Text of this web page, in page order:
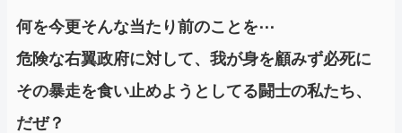
何を今更そんな当たり前のことを⋯
危険な右翼政府に対して、我が身を顧みず必死に
その暴走を食い止めようとしてる闘士の私たち、
だぜ？